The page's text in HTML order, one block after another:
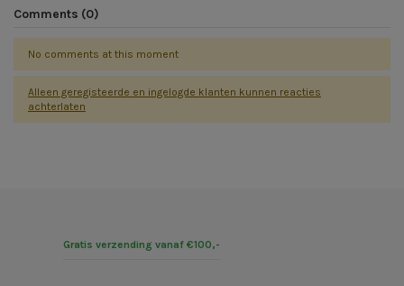
Comments (0)
No comments at this moment
Alleen geregisteerde en ingelogde klanten kunnen reacties
achterlaten
Gratis verzending vanaf €100,-